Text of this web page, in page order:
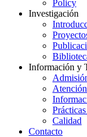
Policy
Investigación
Información y
Calidad
Contacto